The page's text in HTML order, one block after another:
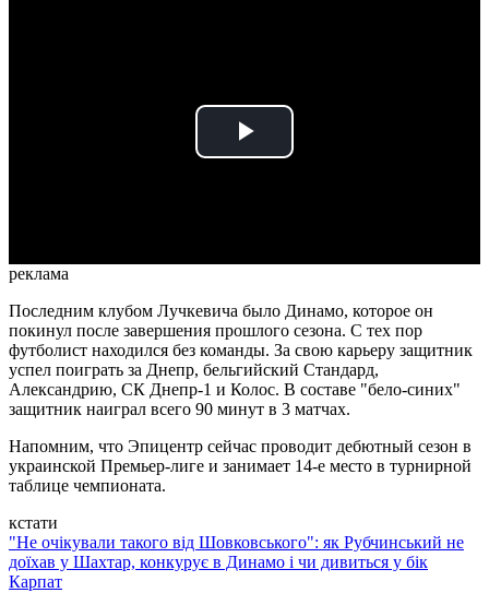
Play
реклама
Последним клубом Лучкевича было Динамо, которое он
покинул после завершения прошлого сезона. С тех пор
футболист находился без команды. За свою карьеру защитник
успел поиграть за Днепр, бельгийский Стандард,
Александрию, СК Днепр-1 и Колос. В составе "бело-синих"
защитник наиграл всего 90 минут в 3 матчах.
Напомним, что Эпицентр сейчас проводит дебютный сезон в
украинской Премьер-лиге и занимает 14-е место в турнирной
таблице чемпионата.
кстати
"Не очікували такого від Шовковського": як Рубчинський не
доїхав у Шахтар, конкурує в Динамо і чи дивиться у бік
Карпат